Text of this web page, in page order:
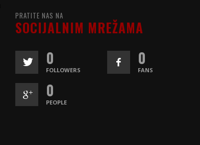
PRATITE NAS NA
SOCIJALNIM MREŽAMA
0
FOLLOWERS
0
FANS
0
PEOPLE